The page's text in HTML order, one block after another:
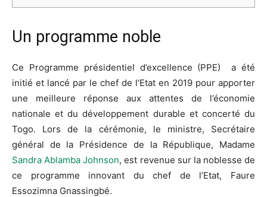
Un programme noble
Ce Programme présidentiel d’excellence (PPE) a été
initié et lancé par le chef de l’Etat en 2019 pour apporter
une meilleure réponse aux attentes de l’économie
nationale et du développement durable et concerté du
Togo. Lors de la cérémonie, le ministre, Secrétaire
général de la Présidence de la République, Madame
Sandra Ablamba Johnson, est revenue sur la noblesse de
ce programme innovant du chef de l’Etat, Faure
Essozimna Gnassingbé.